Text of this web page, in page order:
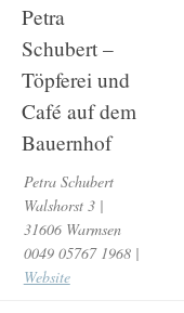
Petra
Schubert –
Töpferei und
Café auf dem
Bauernhof
Petra Schubert
Walshorst 3 |
31606 Warmsen
0049 05767 1968 |
Website